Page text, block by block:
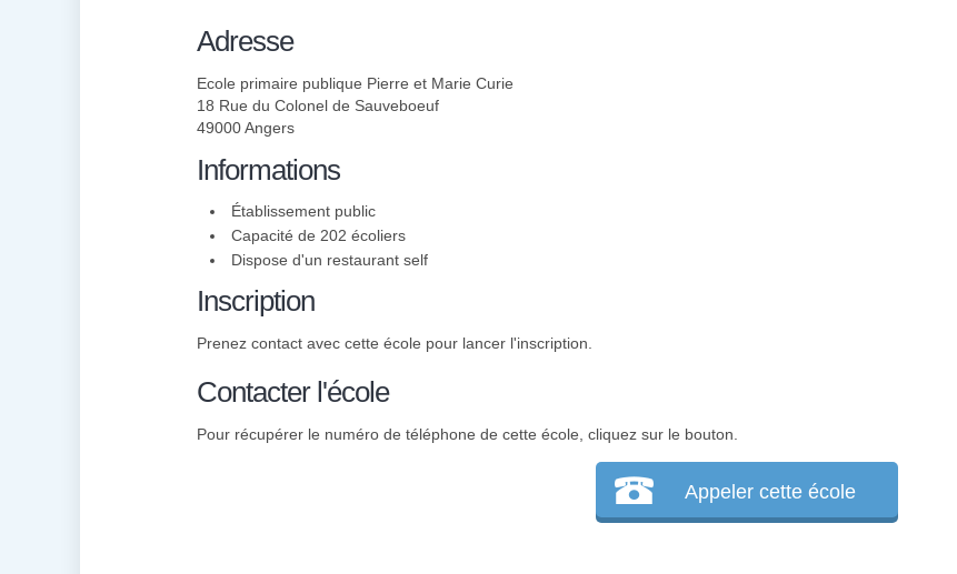
Adresse
Ecole primaire publique Pierre et Marie Curie
18 Rue du Colonel de Sauveboeuf
49000 Angers
Informations
Établissement public
Capacité de 202 écoliers
Dispose d'un restaurant self
Inscription
Prenez contact avec cette école pour lancer l'inscription.
Contacter l'école
Pour récupérer le numéro de téléphone de cette école, cliquez sur le bouton.
Appeler cette école